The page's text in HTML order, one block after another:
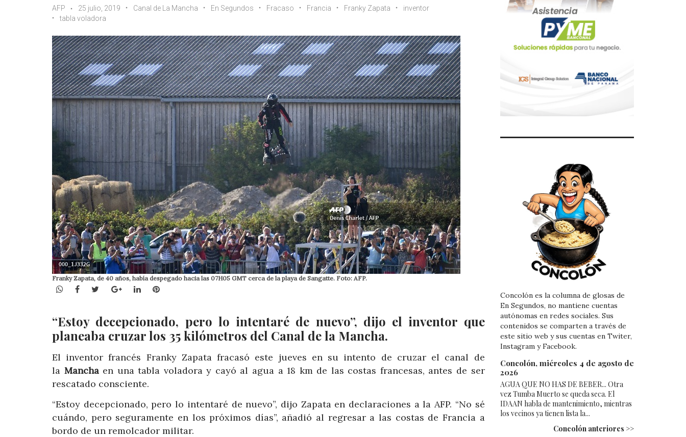
AFP 25 julio, 2019 Canal de La Mancha En Segundos Fracaso Francia Franky Zapata
inventor
tabla voladora
Franky Zapata, de 40 años, había despegado hacia las 07H05 GMT cerca de la playa de Sangatte. Foto: AFP.
WhatsApp
Facebook
TwitterGoogle+LinkedInPinterest
“Estoy decepcionado, pero lo intentaré de nuevo”, dijo el inventor que
planeaba cruzar los 35 kilómetros del Canal de la Mancha.
El inventor francés Franky Zapata fracasó este jueves en su intento de cruzar el canal de
la Manchaen una tabla voladora y cayó al agua a 18 km de las costas francesas, antes de ser
rescatado consciente.
“Estoy decepcionado, pero lo intentaré de nuevo”, dijo Zapata en declaraciones a la AFP. “No sé
cuándo, pero seguramente en los próximos días”, añadió al regresar a las costas de Francia a
bordo de un remolcador militar.
Concolón es la columna de glosas de
En Segundos, no mantiene cuentas
autónomas en redes sociales. Sus
contenidos se comparten a través de
este sitio web y sus cuentas en Twiter,
Instagram y Facebook.
Concolón, miércoles 4 de agosto de
2026
AGUA QUE NO HAS DE BEBER... Otra
vez Tumba Muerto se queda seca. El
IDAAN habla de mantenimiento, mientras
los vecinos ya tienen lista la...
Concolón anteriores >>